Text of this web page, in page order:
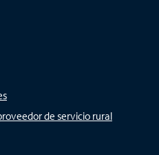
de servicio rural